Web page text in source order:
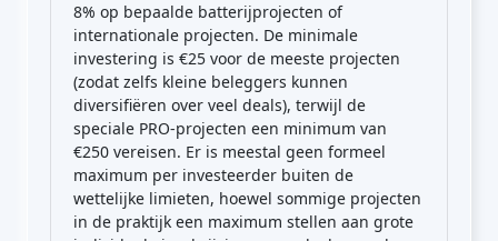
8% op bepaalde batterijprojecten of
internationale projecten. De minimale
investering is €25 voor de meeste projecten
(zodat zelfs kleine beleggers kunnen
diversifiëren over veel deals), terwijl de
speciale PRO-projecten een minimum van
€250 vereisen. Er is meestal geen formeel
maximum per investeerder buiten de
wettelijke limieten, hoewel sommige projecten
in de praktijk een maximum stellen aan grote